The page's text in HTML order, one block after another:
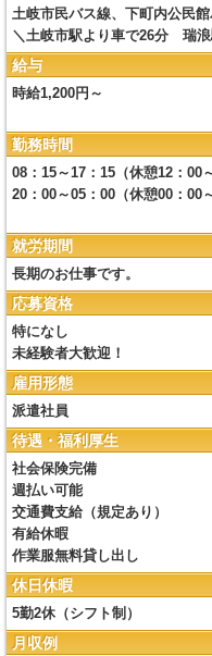
土岐市民バス線、下町内公民
＼土岐市駅より車で26分 瑞浪
給与
時給1,200円～
勤務時間
08：15～17：15（休憩12：00
20：00～05：00（休憩00：00
就労期間
長期のお仕事です。
応募資格
特になし
未経験者大歓迎！
雇用形態
派遣社員
待遇・福利厚生
社会保険完備
週払い可能
交通費支給（規定あり）
有給休暇
作業服無料貸し出し
休日休暇
5勤2休（シフト制）
月収例